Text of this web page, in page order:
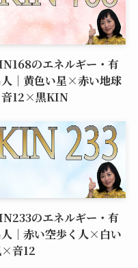
のエネルギー・有
｜黄色い星×赤い地球
12×黒KIN
のエネルギー・有
｜赤い空歩く人×白い
×音12